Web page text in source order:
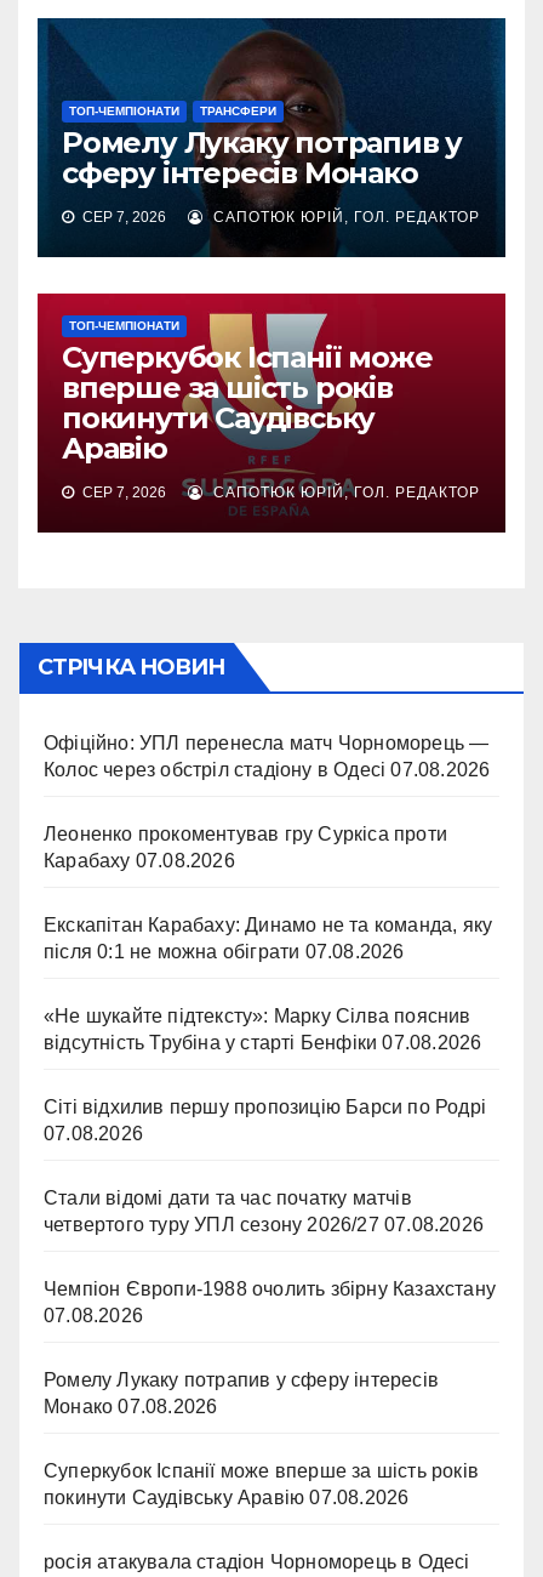
ТОП-ЧЕМПІОНАТИ ТРАНСФЕРИ
Ромелу Лукаку потрапив у
сферу інтересів Монако
СЕР 7, 2026 САПОТЮК ЮРІЙ, ГОЛ. РЕДАКТОР
ТОП-ЧЕМПІОНАТИ
Суперкубок Іспанії може
вперше за шість років
покинути Саудівську
Аравію
СЕР 7, 2026 САПОТЮК ЮРІЙ, ГОЛ. РЕДАКТОР
СТРІЧКА НОВИН
Офіційно: УПЛ перенесла матч Чорноморець —
Колос через обстріл стадіону в Одесі 07.08.2026
Леоненко прокоментував гру Суркіса проти
Карабаху 07.08.2026
Екскапітан Карабаху: Динамо не та команда, яку
після 0:1 не можна обіграти 07.08.2026
«Не шукайте підтексту»: Марку Сілва пояснив
відсутність Трубіна у старті Бенфіки 07.08.2026
Сіті відхилив першу пропозицію Барси по Родрі
07.08.2026
Стали відомі дати та час початку матчів
четвертого туру УПЛ сезону 2026/27 07.08.2026
Чемпіон Європи-1988 очолить збірну Казахстану
07.08.2026
Ромелу Лукаку потрапив у сферу інтересів
Монако 07.08.2026
Суперкубок Іспанії може вперше за шість років
покинути Саудівську Аравію 07.08.2026
росія атакувала стадіон Чорноморець в Одесі